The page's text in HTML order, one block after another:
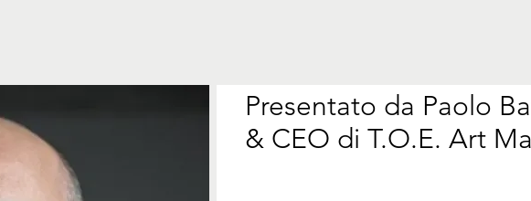
Presentato da Paolo
& CEO di T.O.E. Art